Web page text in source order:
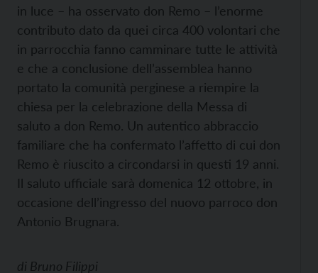
in luce – ha osservato don Remo – l’enorme
contributo dato da quei circa 400 volontari che
in parrocchia fanno camminare tutte le attività
e che a conclusione dell’assemblea hanno
portato la comunità perginese a riempire la
chiesa per la celebrazione della Messa di
saluto a don Remo. Un autentico abbraccio
familiare che ha confermato l’affetto di cui don
Remo è riuscito a circondarsi in questi 19 anni.
Il saluto ufficiale sarà domenica 12 ottobre, in
occasione dell’ingresso del nuovo parroco don
Antonio Brugnara.
di Bruno Filippi